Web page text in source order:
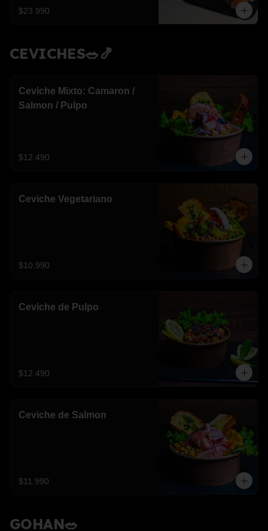
$23.990
CEVICHES🥗🍤
Ceviche Mixto: Camaron /
Salmon / Pulpo
$12.490
Ceviche Vegetariano
$10.990
Ceviche de Pulpo
$12.490
Ceviche de Salmon
$11.990
GOHAN🥗